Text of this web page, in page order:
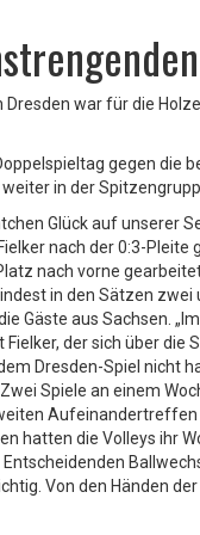
war für die
gegen die
in der
Glück auf unserer
nach der 0:3-Pleite
nach vorne
in den Sätzen zwei
Gäste aus Sachsen.
der sich über die
Dresden-Spiel nicht
Spiele an einem
hatten die Volleys ihr
Von den Händen